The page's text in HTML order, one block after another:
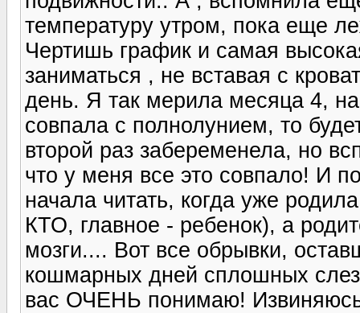
температуру утром, пока еще
Чертишь график и самая
заниматься , не вставая с
день. Я так мерила месяца 4,
совпала с полнолунием, то
второй раз забеременела, но
что у меня все это совпало! И
начала читать, когда уже
КТО, главное - ребенок), а
мозги.... Вот все обрывки,
кошмарных дней сплошных
вас ОЧЕНЬ понимаю!